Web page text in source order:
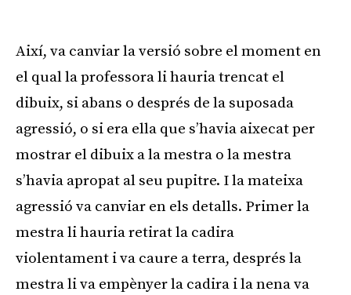
Així, va canviar la versió sobre el moment en
el qual la professora li hauria trencat el
dibuix, si abans o després de la suposada
agressió, o si era ella que s’havia aixecat per
mostrar el dibuix a la mestra o la mestra
s’havia apropat al seu pupitre. I la mateixa
agressió va canviar en els detalls. Primer la
mestra li hauria retirat la cadira
violentament i va caure a terra, després la
mestra li va empènyer la cadira i la nena va